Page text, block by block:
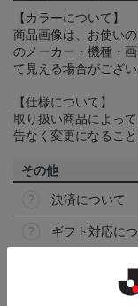
【カラーについて】
商品画像は、お使い
のメーカー・機種・
て見える場合がござ
【仕様について】
取り扱い商品によっ
告なく変更になること
その他
決済について
ギフト対応に